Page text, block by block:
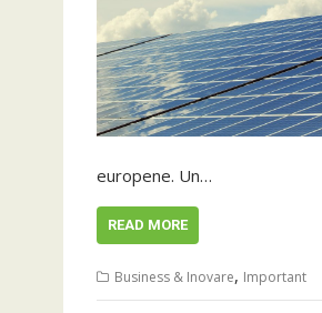
europene. Un…
READ MORE
Business & Inovare, Important